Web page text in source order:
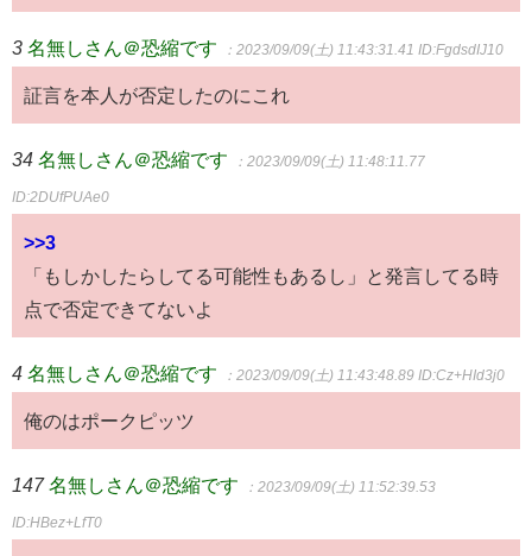
3 名無しさん＠恐縮です ：2023/09/09(土) 11:43:31.41 ID:FgdsdIJ10
証言を本人が否定したのにこれ
34 名無しさん＠恐縮です ：2023/09/09(土) 11:48:11.77
ID:2DUfPUAe0
>>3
「もしかしたらしてる可能性もあるし」と発言してる時
点で否定できてないよ
4 名無しさん＠恐縮です ：2023/09/09(土) 11:43:48.89 ID:Cz+HId3j0
俺のはポークピッツ
147 名無しさん＠恐縮です ：2023/09/09(土) 11:52:39.53
ID:HBez+LfT0